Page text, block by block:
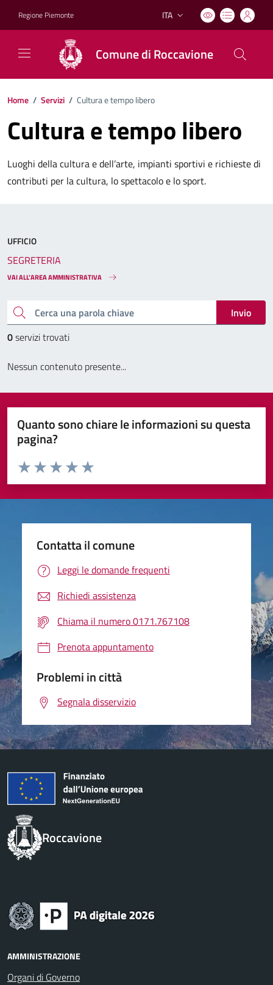
Regione Piemonte Lingua attiva:
ITA
Comune di Roccavione
Home / Servizi / Cultura e tempo libero
Cultura e tempo libero
Luoghi della cultura e dell’arte, impianti sportivi e richieste di
contributi per la cultura, lo spettacolo e lo sport.
Cerca una parola chiave
Invio
0servizi trovati
Nessun contenuto presente...
UFFICIO
SEGRETERIA
VAI ALL’AREA AMMINISTRATIVA
Quanto sono chiare le informazioni su questa
pagina?
Valuta da 1 a 5 stelle la pagina
Valuta 5 stelle su 5
Valuta 4 stelle su 5
Valuta 3 stelle su 5
Valuta 2 stelle su 5
Valuta 1 stelle su 5
Contatta il comune
Leggi le domande frequenti
Richiedi assistenza
Chiama il numero 0171.767108
Prenota appuntamento
Problemi in città
Segnala disservizio
Roccavione
AMMINISTRAZIONE
Organi di Governo